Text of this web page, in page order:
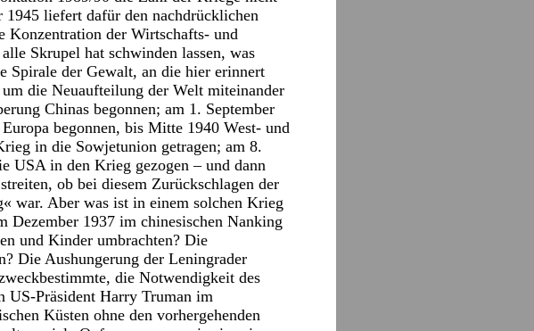
1945 liefert dafür den nachdrücklichen
der Wirtschafts- und
Skrupel hat schwinden lassen, was
Spirale der Gewalt, an die hier erinnert
die Neuaufteilung der Welt miteinander
Chinas begonnen; am 1. September
begonnen, bis Mitte 1940 West- und
in die Sowjetunion getragen; am 8.
USA in den Krieg gezogen – und dann
ob bei diesem Zurückschlagen der
war. Aber was ist in einem solchen Krieg
Dezember 1937 im chinesischen Nanking
und Kinder umbrachten? Die
Die Aushungerung der Leningrader
die Notwendigkeit des
US-Präsident Harry Truman im
Küsten ohne den vorhergehenden